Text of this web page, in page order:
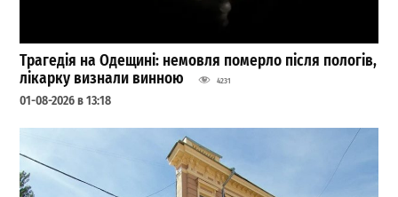
Трагедія на Одещині: немовля померло після пологів,
лікарку визнали винною
4231
01-08-2026 в 13:18